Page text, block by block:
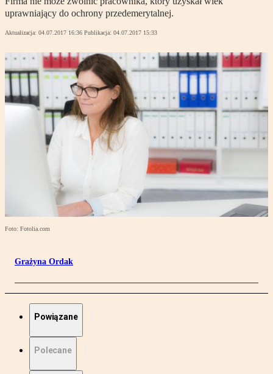
uprawniający do ochrony przedemerytalnej.
Aktualizacja: 04.07.2017 16:36 Publikacja: 04.07.2017 15:33
Foto: Fotolia.com
Grażyna Ordak
Powiązane
Polecane